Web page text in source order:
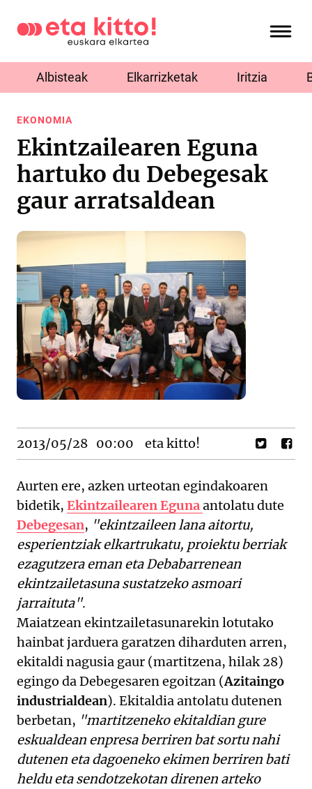
Albisteak Elkarrizketak Iritzia
EKONOMIA
Ekintzailearen Eguna
hartuko du Debegesak
gaur arratsaldean
2013/05/28 00:00 eta kitto!
Aurten ere, azken urteotan egindakoaren
bidetik, Ekintzailearen Egunaantolatu dute
Debegesan, "ekintzaileen lana aitortu,
esperientziak elkartrukatu, proiektu berriak
ezagutzera eman eta Debabarrenean
ekintzailetasuna sustatzeko asmoari
jarraituta".
Maiatzean ekintzailetasunarekin lotutako
hainbat jarduera garatzen diharduten arren,
ekitaldi nagusia gaur (martitzena, hilak 28)
egingo da Debegesaren egoitzan (Azitaingo
industrialdean). Ekitaldia antolatu dutenen
berbetan, "martitzeneko ekitaldian gure
eskualdean enpresa berriren bat sortu nahi
dutenen eta dagoeneko ekimen berriren bati
heldu eta sendotzekotan direnen arteko